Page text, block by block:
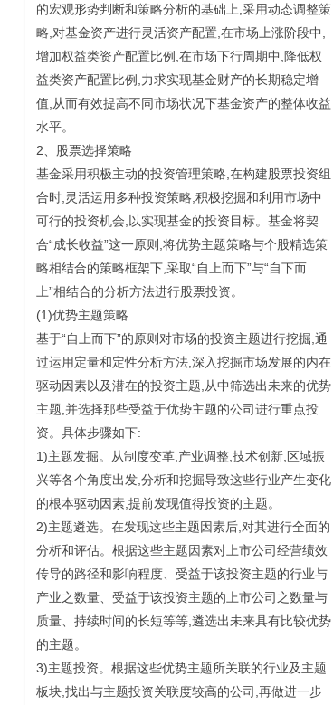
的宏观形势判断和策略分析的基础上,采用动态调整策
略,对基金资产进行灵活资产配置,在市场上涨阶段中,
增加权益类资产配置比例,在市场下行周期中,降低权
益类资产配置比例,力求实现基金财产的长期稳定增
值,从而有效提高不同市场状况下基金资产的整体收益
水平。
2、股票选择策略
基金采用积极主动的投资管理策略,在构建股票投资组
合时,灵活运用多种投资策略,积极挖掘和利用市场中
可行的投资机会,以实现基金的投资目标。基金将契
合“成长收益”这一原则,将优势主题策略与个股精选策
略相结合的策略框架下,采取“自上而下”与“自下而
上”相结合的分析方法进行股票投资。
(1)优势主题策略
基于“自上而下”的原则对市场的投资主题进行挖掘,通
过运用定量和定性分析方法,深入挖掘市场发展的内在
驱动因素以及潜在的投资主题,从中筛选出未来的优势
主题,并选择那些受益于优势主题的公司进行重点投
资。具体步骤如下:
1)主题发掘。从制度变革,产业调整,技术创新,区域振
兴等各个角度出发,分析和挖掘导致这些行业产生变化
的根本驱动因素,提前发现值得投资的主题。
2)主题遴选。在发现这些主题因素后,对其进行全面的
分析和评估。根据这些主题因素对上市公司经营绩效
传导的路径和影响程度、受益于该投资主题的行业与
产业之数量、受益于该投资主题的上市公司之数量与
质量、持续时间的长短等等,遴选出未来具有比较优势
的主题。
3)主题投资。根据这些优势主题所关联的行业及主题
板块,找出与主题投资关联度较高的公司,再做进一步